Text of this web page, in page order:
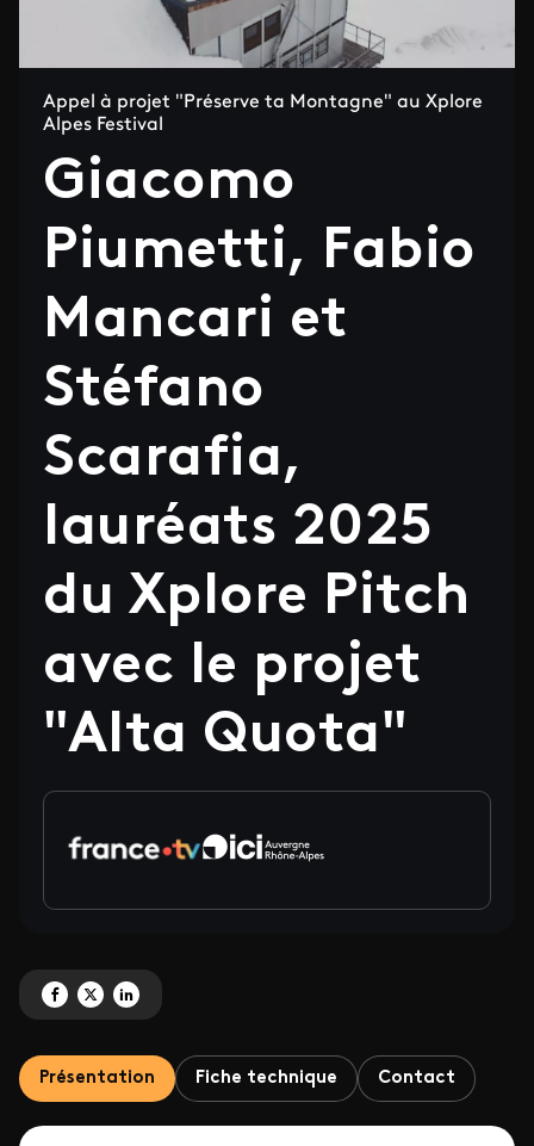
Appel à projet "Préserve ta Montagne" au Xplore
Alpes Festival
Giacomo
Piumetti, Fabio
Mancari et
Stéfano
Scarafia,
lauréats 2025
du Xplore Pitch
avec le projet
"Alta Quota"
Partagez 'Giacomo Piumetti, Fabio Mancari et Stéfano Scarafia, lauréats
Partagez 'Giacomo Piumetti, Fabio Mancari et Stéfano Scarafia,
Partagez 'Giacomo Piumetti, Fabio Mancari et Stéfano
Présentation Fiche technique Contact